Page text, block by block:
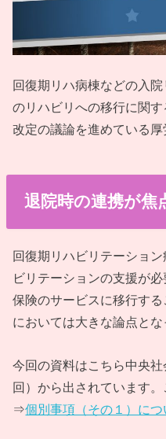
回復期リハ病棟などの入
のリハビリへの移行に関
改定の議論を進めている厚
退院時の連携が焦
回復期リハビリテーショ
ビリテーションの支援が
保険のサービスに移行す
においては大きな論点とな
今回の資料はこちら中央
回）から出されています
⇒個別事項（その１）につ